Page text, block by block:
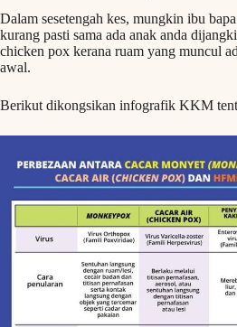
Dalam sesetengah kes, mungkin ibu
kurang pasti sama ada anak anda
chicken pox kerana ruam yang muncul
awal.
Berikut dikongsikan infografik KKM